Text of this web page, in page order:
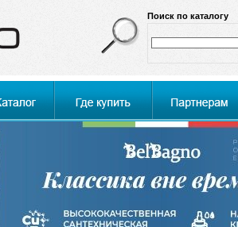
Поиск по каталогу